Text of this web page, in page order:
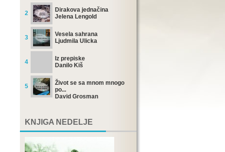
2
Dirakova jednačina
Jelena Lengold
3
Vesela sahrana
Ljudmila Ulicka
4
Iz prepiske
Danilo Kiš
5
Život se sa mnom mnogo
po...
David Grosman
KNJIGA NEDELJE